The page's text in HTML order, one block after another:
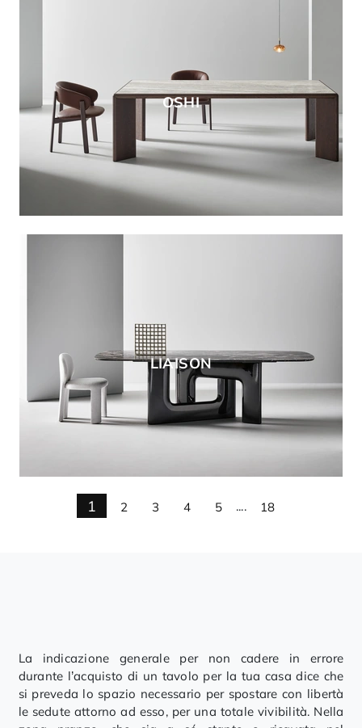
OSHI
LIAISON
1 2 3 4 5 .... 18
La indicazione generale per non cadere in errore
durante l’acquisto di un tavolo per la tua casa dice che
si preveda lo spazio necessario per spostare con libertà
le sedute attorno ad esso, per una totale vivibilità. Nella